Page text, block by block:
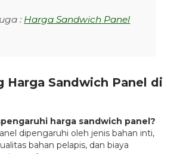
: Harga Sandwich Panel
Harga Sandwich Panel di
harga sandwich panel?
dipengaruhi oleh jenis bahan inti,
bahan pelapis, dan biaya